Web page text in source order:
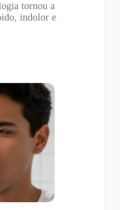
tornou a
indolor e